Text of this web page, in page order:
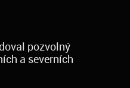
pozvolný
a severních